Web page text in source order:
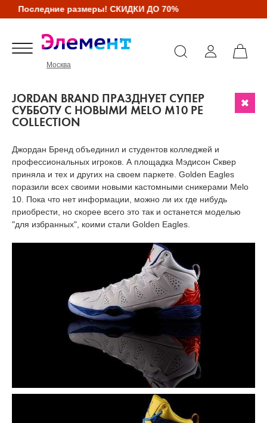
Последние размеры! СКИДКИ ДО 70%
Москва
JORDAN BRAND ПРАЗДНУЕТ СУПЕР
СУББОТУ С НОВЫМИ MELO M10 PE
COLLECTION
Джордан Бренд объединил и студентов колледжей и
профессиональных игроков. А площадка Мэдисон Сквер
приняла и тех и других на своем паркете. Golden Eagles
поразили всех своими новыми кастомными сникерами Melo
10. Пока что нет информации, можно ли их где нибудь
приобрести, но скорее всего это так и останется моделью
"для избранных", коими стали Golden Eagles.